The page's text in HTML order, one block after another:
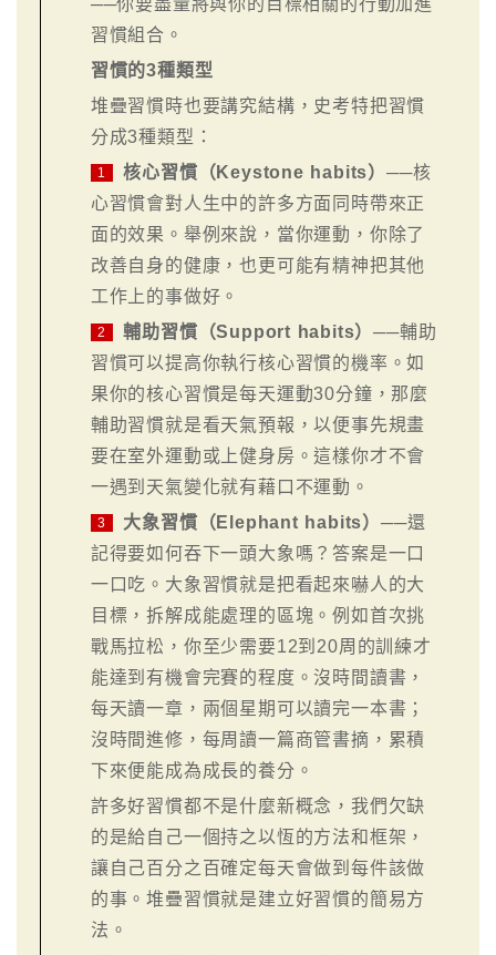
──你要盡量將與你的目標相關的行動加進
習慣組合。
習慣的3種類型
堆疊習慣時也要講究結構，史考特把習慣
分成3種類型：
1 核心習慣（Keystone habits） ──核
心習慣會對人生中的許多方面同時帶來正
面的效果。舉例來說，當你運動，你除了
改善自身的健康，也更可能有精神把其他
工作上的事做好。
2 輔助習慣（Support habits）──輔助
習慣可以提高你執行核心習慣的機率。如
果你的核心習慣是每天運動30分鐘，那麼
輔助習慣就是看天氣預報，以便事先規畫
要在室外運動或上健身房。這樣你才不會
一遇到天氣變化就有藉口不運動。
3 大象習慣（Elephant habits） ──還
記得要如何吞下一頭大象嗎？答案是一口
一口吃。大象習慣就是把看起來嚇人的大
目標，拆解成能處理的區塊。例如首次挑
戰馬拉松，你至少需要12到20周的訓練才
能達到有機會完賽的程度。沒時間讀書，
每天讀一章，兩個星期可以讀完一本書；
沒時間進修，每周讀一篇商管書摘，累積
下來便能成為成長的養分。
許多好習慣都不是什麼新概念，我們欠缺
的是給自己一個持之以恆的方法和框架，
讓自己百分之百確定每天會做到每件該做
的事。堆疊習慣就是建立好習慣的簡易方
法。